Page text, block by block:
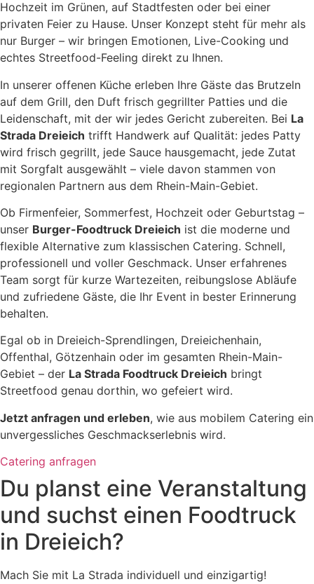
Hochzeit im Grünen, auf Stadtfesten oder bei einer
privaten Feier zu Hause. Unser Konzept steht für mehr als
nur Burger – wir bringen Emotionen, Live-Cooking und
echtes Streetfood-Feeling direkt zu Ihnen.
In unserer offenen Küche erleben Ihre Gäste das Brutzeln
auf dem Grill, den Duft frisch gegrillter Patties und die
Leidenschaft, mit der wir jedes Gericht zubereiten. Bei La
Strada Dreieich trifft Handwerk auf Qualität: jedes Patty
wird frisch gegrillt, jede Sauce hausgemacht, jede Zutat
mit Sorgfalt ausgewählt – viele davon stammen von
regionalen Partnern aus dem Rhein-Main-Gebiet.
Ob Firmenfeier, Sommerfest, Hochzeit oder Geburtstag –
unser Burger-Foodtruck Dreieich ist die moderne und
flexible Alternative zum klassischen Catering. Schnell,
professionell und voller Geschmack. Unser erfahrenes
Team sorgt für kurze Wartezeiten, reibungslose Abläufe
und zufriedene Gäste, die Ihr Event in bester Erinnerung
behalten.
Egal ob in Dreieich-Sprendlingen, Dreieichenhain,
Offenthal, Götzenhain oder im gesamten Rhein-Main-
Gebiet – der La Strada Foodtruck Dreieich bringt
Streetfood genau dorthin, wo gefeiert wird.
Jetzt anfragen und erleben, wie aus mobilem Catering ein
unvergessliches Geschmackserlebnis wird.
Catering anfragen
Du planst eine Veranstaltung
und suchst einen Foodtruck
in Dreieich?
Mach Sie mit La Strada individuell und einzigartig!